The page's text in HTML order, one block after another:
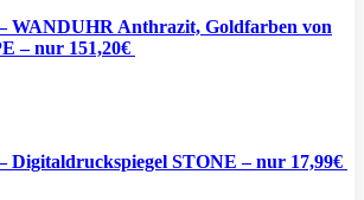
WANDUHR Anthrazit, Goldfarben von
– nur 151,20€
Digitaldruckspiegel STONE – nur 17,99€